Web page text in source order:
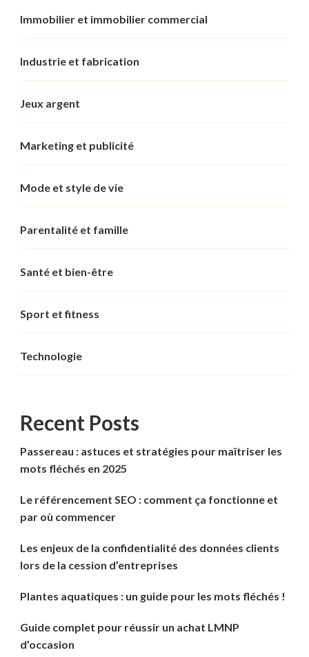
Immobilier et immobilier commercial
Industrie et fabrication
Jeux argent
Marketing et publicité
Mode et style de vie
Parentalité et famille
Santé et bien-être
Sport et fitness
Technologie
Recent Posts
Passereau : astuces et stratégies pour maîtriser les
mots fléchés en 2025
Le référencement SEO : comment ça fonctionne et
par où commencer
Les enjeux de la confidentialité des données clients
lors de la cession d’entreprises
Plantes aquatiques : un guide pour les mots fléchés !
Guide complet pour réussir un achat LMNP
d’occasion